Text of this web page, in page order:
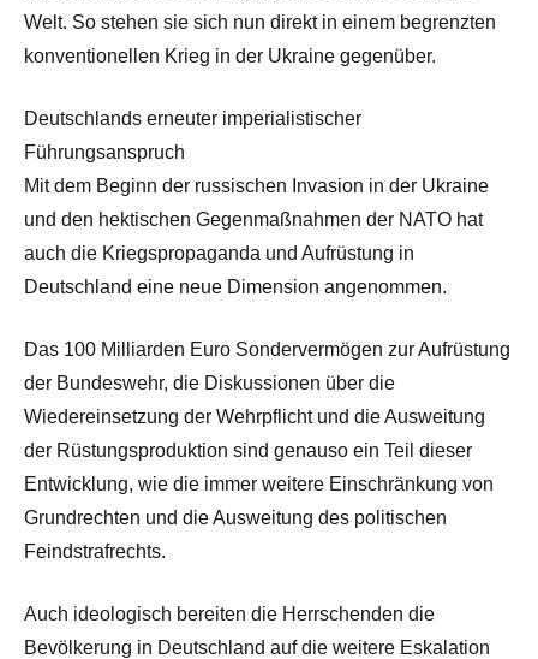
Welt. So stehen sie sich nun direkt in einem begrenzten
konventionellen Krieg in der Ukraine gegenüber.
Deutschlands erneuter imperialistischer
Führungsanspruch
Mit dem Beginn der russischen Invasion in der Ukraine
und den hektischen Gegenmaßnahmen der NATO hat
auch die Kriegspropaganda und Aufrüstung in
Deutschland eine neue Dimension angenommen.
Das 100 Milliarden Euro Sondervermögen zur Aufrüstung
der Bundeswehr, die Diskussionen über die
Wiedereinsetzung der Wehrpflicht und die Ausweitung
der Rüstungsproduktion sind genauso ein Teil dieser
Entwicklung, wie die immer weitere Einschränkung von
Grundrechten und die Ausweitung des politischen
Feindstrafrechts.
Auch ideologisch bereiten die Herrschenden die
Bevölkerung in Deutschland auf die weitere Eskalation